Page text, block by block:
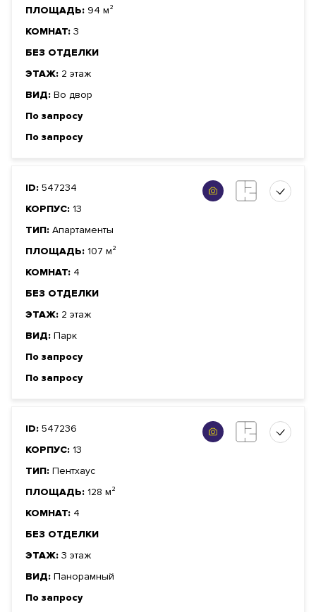
ПЛОЩАДЬ: 94 м²
КОМНАТ: 3
БЕЗ ОТДЕЛКИ
ЭТАЖ: 2 этаж
ВИД: Во двор
По запросу
По запросу
ID: 547234
КОРПУС: 13
ТИП: Апартаменты
ПЛОЩАДЬ: 107 м²
КОМНАТ: 4
БЕЗ ОТДЕЛКИ
ЭТАЖ: 2 этаж
ВИД: Парк
По запросу
По запросу
ID: 547236
КОРПУС: 13
ТИП: Пентхаус
ПЛОЩАДЬ: 128 м²
КОМНАТ: 4
БЕЗ ОТДЕЛКИ
ЭТАЖ: 3 этаж
ВИД: Панорамный
По запросу